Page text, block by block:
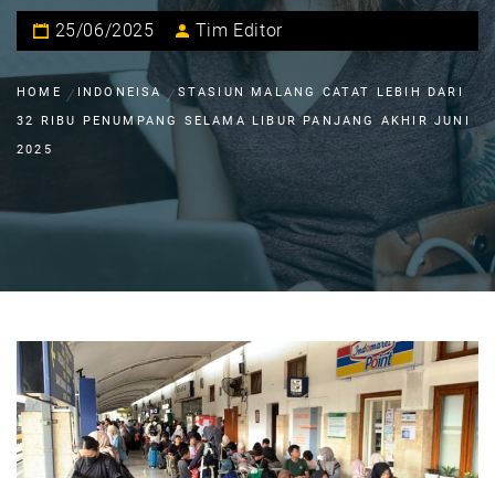
25/06/2025 Tim Editor
HOME INDONEISA
STASIUN MALANG CATAT LEBIH DARI
32 RIBU PENUMPANG SELAMA LIBUR PANJANG AKHIR JUNI
2025